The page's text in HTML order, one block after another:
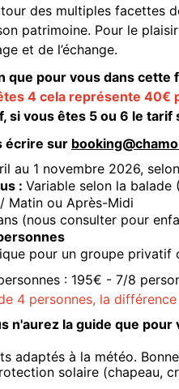
des multiples facettes
patrimoine. Pour le plaisir
et de l’échange.
que pour vous dans cette
4 cela représente 40€
si vous êtes 5 ou 6 le
écrire sur
au 1 novembre 2026,
: Variable selon la
Matin ou Après-Midi
(nous consulter pour
pour un groupe privatif
: 195€ - 7/8
4 personnes, la
n'aurez la guide que pour
adaptés à la météo.
solaire (chapeau,